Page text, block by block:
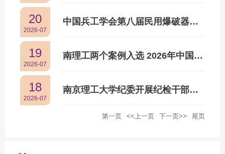
20
2026-07
中国兵工学会第八届民用爆破器材专业委员会换届大会在南京举行
19
2026-07
南理工两个案例入选 2026年中国高校教师发展研讨会案例
18
2026-07
南京理工大学纪委开展纪检干部专题培训
第一页 <<上一页 下一页>> 尾页